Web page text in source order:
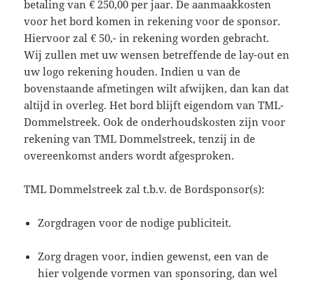
betaling van € 250,00 per jaar. De aanmaakkosten
voor het bord komen in rekening voor de sponsor.
Hiervoor zal € 50,- in rekening worden gebracht.
Wij zullen met uw wensen betreffende de lay-out en
uw logo rekening houden. Indien u van de
bovenstaande afmetingen wilt afwijken, dan kan dat
altijd in overleg. Het bord blijft eigendom van TML-
Dommelstreek. Ook de onderhoudskosten zijn voor
rekening van TML Dommelstreek, tenzij in de
overeenkomst anders wordt afgesproken.
TML Dommelstreek zal t.b.v. de Bordsponsor(s):
Zorgdragen voor de nodige publiciteit.
Zorg dragen voor, indien gewenst, een van de
hier volgende vormen van sponsoring, dan wel